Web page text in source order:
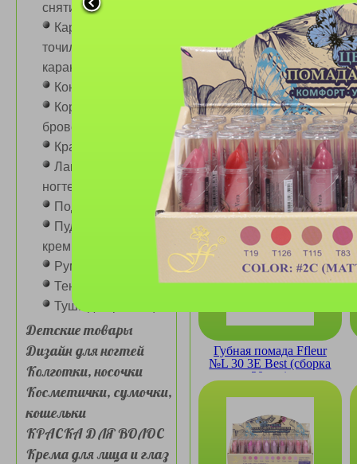
снятия лака
Карандаши,
точилки для
карандашей
Консилер для лица
Корректоры для
бровей
Краска для бровей
Лаки, средства для
ногтей
Подводка для глаз
Пудра, тональный
крем
Румяна
Тени для век
Тушь для ресниц
Детские товары
Дизайн для ногтей
Колготки, носочки
Косметички, сумочки,
кошельки
КРАСКА ДЛЯ ВОЛОС
Крема для лица и глаз
Губная помада Farres
№5307 Green Me
Chocolate Matte Velvet
(сборка 4шт)
Губная помада Ffleur
№L 30 1B Rose (сборка
30 шт.)
Губная помада Ffleur
№L 30 3E Best (сборка
30 шт.)